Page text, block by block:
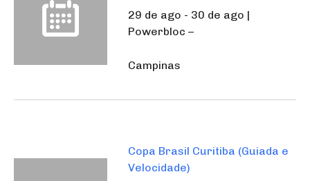
29 de ago - 30 de ago |
Powerbloc –
Campinas
Copa Brasil Curitiba (Guiada e
Velocidade)